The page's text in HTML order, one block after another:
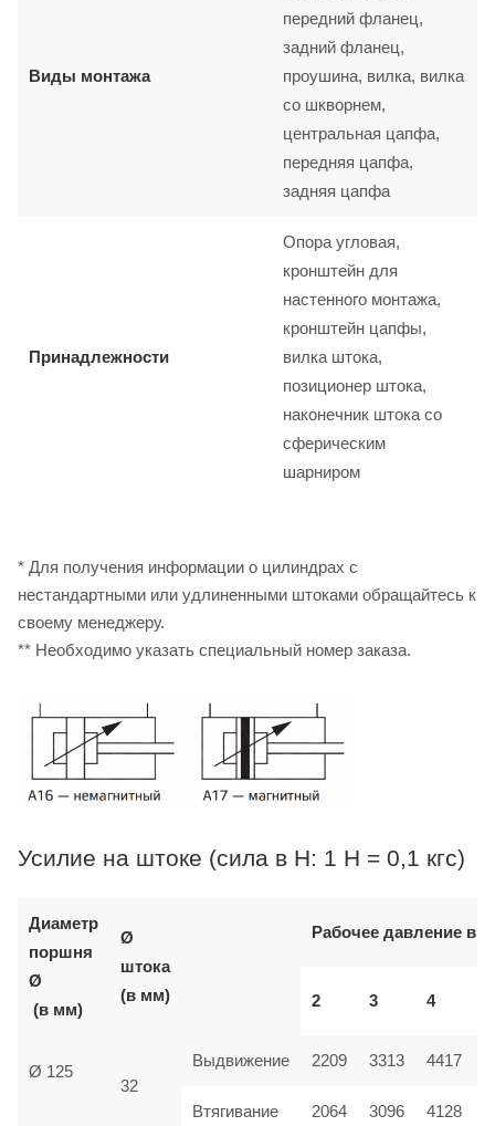
Виды монтажа
передний фланец,
задний фланец,
проушина, вилка, вилка
со шкворнем,
центральная цапфа,
передняя цапфа,
задняя цапфа
Принадлежности
Опора угловая,
кронштейн для
настенного монтажа,
кронштейн цапфы,
вилка штока,
позиционер штока,
наконечник штока со
сферическим
шарниром
* Для получения информации о цилиндрах с
нестандартными или удлиненными штоками обращайтесь к
своему менеджеру.
** Необходимо указать специальный номер заказа.
Усилие на штоке (сила в Н: 1 Н = 0,1 кгс)
Диаметр
поршня
Ø
(в мм)
Ø
штока
(в мм)
Рабочее давление в
2 3 4
Ø 125
32
Выдвижение 2209 3313 4417
Втягивание 2064 3096 4128